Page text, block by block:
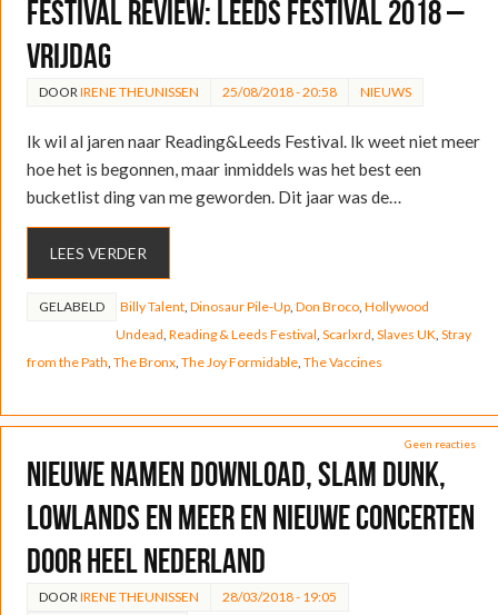
FESTIVAL REVIEW: Leeds Festival 2018 –
Vrijdag
DOOR IRENE THEUNISSEN 25/08/2018 - 20:58 NIEUWS
Ik wil al jaren naar Reading&Leeds Festival. Ik weet niet meer
hoe het is begonnen, maar inmiddels was het best een
bucketlist ding van me geworden. Dit jaar was de…
LEES VERDER
GELABELD Billy Talent, Dinosaur Pile-Up, Don Broco, Hollywood
Undead Reading & Leeds Festival Scarlxrd Slaves UK Stray
from the Path The Bronx, The Joy Formidable, The Vaccines
Geen reacties
Nieuwe namen Download, Slam Dunk,
Lowlands en meer en nieuwe concerten
door heel Nederland
DOOR IRENE THEUNISSEN
28/03/2018 - 19:05